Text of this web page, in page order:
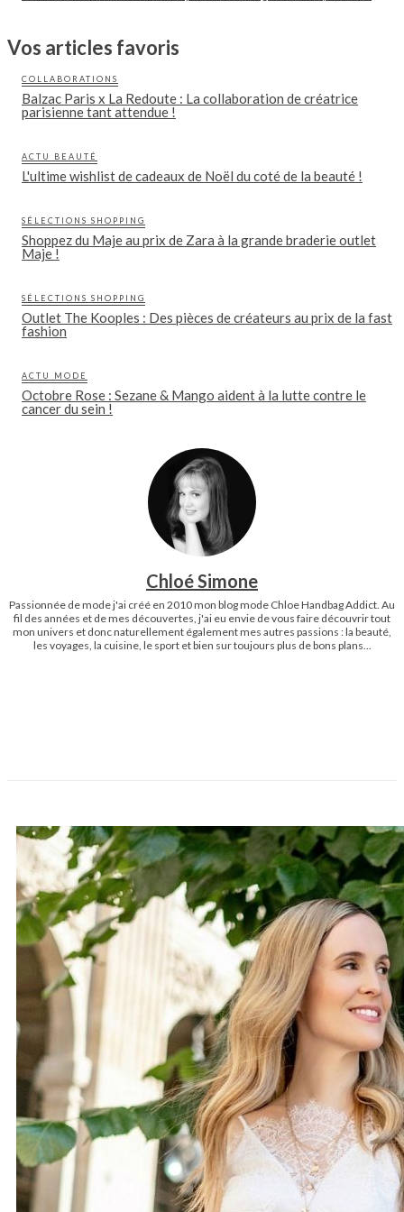
Vos articles favoris
COLLABORATIONS
Balzac Paris x La Redoute : La collaboration de créatrice
parisienne tant attendue !
ACTU BEAUTÉ
L'ultime wishlist de cadeaux de Noël du coté de la beauté !
SÉLECTIONS SHOPPING
Shoppez du Maje au prix de Zara à la grande braderie outlet
Maje !
SÉLECTIONS SHOPPING
Outlet The Kooples : Des pièces de créateurs au prix de la fast
fashion
ACTU MODE
Octobre Rose : Sezane & Mango aident à la lutte contre le
cancer du sein !
Chloé Simone
Passionnée de mode j'ai créé en 2010 mon blog mode Chloe Handbag Addict. Au
fil des années et de mes découvertes, j'ai eu envie de vous faire découvrir tout
mon univers et donc naturellement également mes autres passions : la beauté,
les voyages, la cuisine, le sport et bien sur toujours plus de bons plans...